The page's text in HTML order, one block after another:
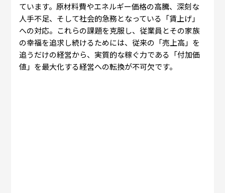
ています。原材料費やエネルギー価格の高騰、深刻な
人手不足、そして社会的急務となっている「賃上げ」
への対応。これらの課題を克服し、従業員とその家族
の幸福を追求し続けるためには、従来の「売上高」を
追うだけの経営から、実質的な稼ぐ力である「付加価
値」を最大化する経営への転換が不可欠です。